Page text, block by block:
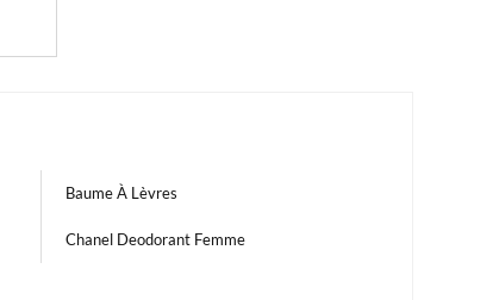
Baume À Lèvres
Chanel Deodorant Femme